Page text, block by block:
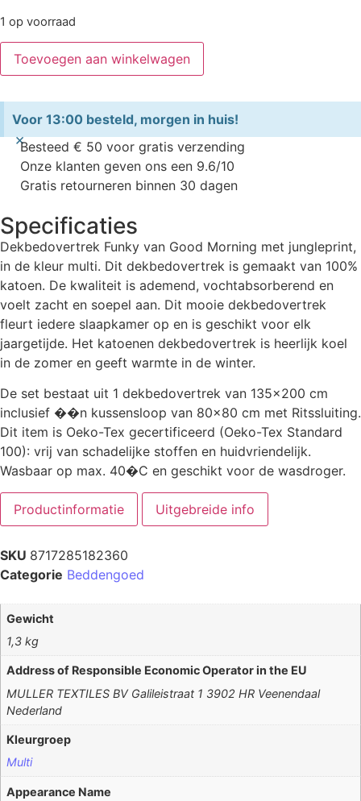
1 op voorraad
Toevoegen aan winkelwagen
Voor 13:00 besteld, morgen in huis!
×Besteed € 50 voor gratis verzending
Onze klanten geven ons een 9.6/10
Gratis retourneren binnen 30 dagen
Specificaties
Dekbedovertrek Funky van Good Morning met jungleprint,
in de kleur multi. Dit dekbedovertrek is gemaakt van 100%
katoen. De kwaliteit is ademend, vochtabsorberend en
voelt zacht en soepel aan. Dit mooie dekbedovertrek
fleurt iedere slaapkamer op en is geschikt voor elk
jaargetijde. Het katoenen dekbedovertrek is heerlijk koel
in de zomer en geeft warmte in de winter.
De set bestaat uit 1 dekbedovertrek van 135×200 cm
inclusief ��n kussensloop van 80×80 cm met Ritssluiting.
Dit item is Oeko-Tex gecertificeerd (Oeko-Tex Standard
100): vrij van schadelijke stoffen en huidvriendelijk.
Wasbaar op max. 40�C en geschikt voor de wasdroger.
Productinformatie Uitgebreide info
SKU 8717285182360
Categorie Beddengoed
Gewicht
1,3 kg
Address of Responsible Economic Operator in the EU
MULLER TEXTILES BV Galileistraat 1 3902 HR Veenendaal
Nederland
Kleurgroep
Multi
Appearance Name